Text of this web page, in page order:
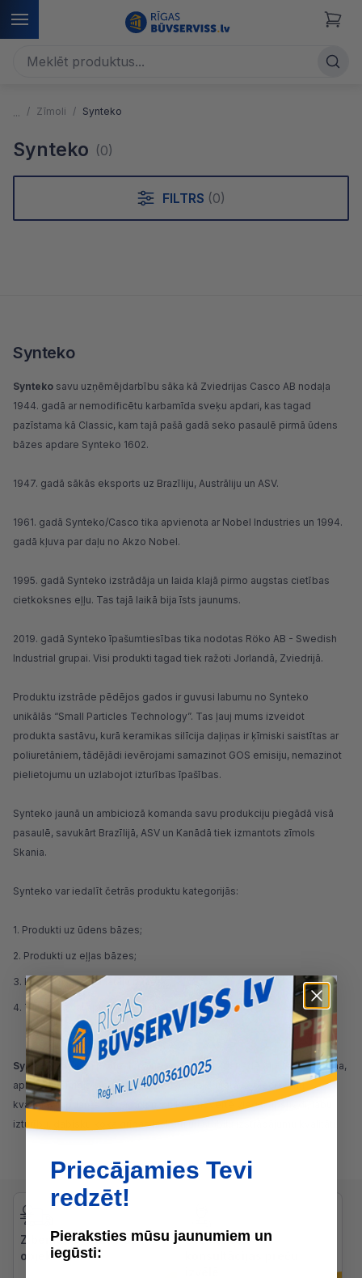
Zīmoli Synteko
Synteko (0)
FILTRS (0)
Synteko
Synteko savu uzņēmējdarbību sāka kā Zviedrijas Casco AB nodaļa
1944. gadā ar nemodificētu karbamīda sveķu apdari, kas tagad
pazīstama kā Classic, kam tajā pašā gadā seko pasaulē pirmā ūdens
bāzes apdare Synteko 1602.
1947. gadā sākās eksports uz Brazīliju, Austrāliju un ASV.
1961. gadā Synteko/Casco tika apvienota ar Nobel Industries un 1994.
gadā kļuva par daļu no Akzo Nobel.
1995. gadā Synteko izstrādāja un laida klajā pirmo augstas cietības
cietkoksnes eļļu. Tas tajā laikā bija īsts jaunums.
2019. gadā Synteko īpašumtiesības tika nodotas Röko AB - Swedish
Industrial grupai. Visi produkti tagad tiek ražoti Jorlandā, Zviedrijā.
Produktu izstrāde pēdējos gados ir guvusi labumu no Synteko
unikālās “Small Particles Technology”. Tas ļauj mums izveidot
produkta sastāvu, kurā keramikas silīcija daļiņas ir ķīmiski saistītas ar
poliuretāniem, tādējādi ievērojami samazinot GOS emisiju, nemazinot
pielietojumu un uzlabojot izturības īpašības.
Synteko jaunā un ambiciozā komanda savu produkciju piegādā visā
pasaulē, savukārt Brazīlijā, ASV un Kanādā tiek izmantots zīmols
Skania.
Synteko var iedalīt četrās produktu kategorijās:
Produkti uz ūdens bāzes;
Produkti uz eļļas bāzes;
Produkti uz šķīdinātāju bāzes;
Tīrīšanas vai apkopes produkti.
Synteko
atbalsta profesionāļus koka grīdu apstrādē (apdare, eļļošana,
apkope). Zīmols ir orientēts uz būvnieku, kuram nepieciešami
kvalitatīvi apdares izstrādājumi un kurš novērtē vieglu apstrādi, labu
izturību, dabisku koka grīdas izskatu un stabilu izstrādājumu kvalitāti!
Zibenīga piegāde uz
objektiem
Bezmaksas
Priecājamies Tevi
redzēt!
Pieraksties mūsu jaunumiem un
iegūsti: